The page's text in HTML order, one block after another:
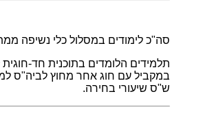
סה"כ לימודים במסלול כלי נשיפה ממתכת -
ש"ס שיעורי בחירה.